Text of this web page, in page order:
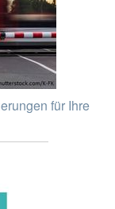
für Ihre